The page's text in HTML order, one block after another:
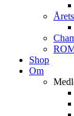
Shop
Om